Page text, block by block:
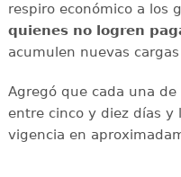
respiro económico a los
quienes no logren
acumulen nuevas
Agregó que cada una
entre cinco y diez días y
vigencia en